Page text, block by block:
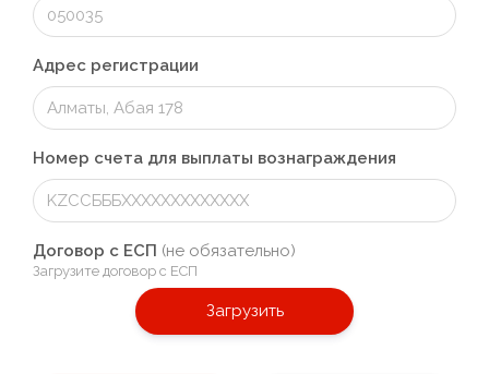
Адрес регистрации
Номер счета для выплаты вознаграждения
Договор с ЕСП (не обязательно)
Загрузите договор с ЕСП
Загрузить